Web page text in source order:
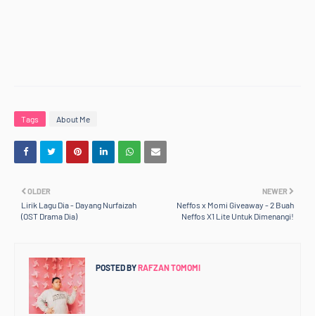
Tags About Me
NEWER
Neffos x Momi Giveaway - 2 Buah
Neffos X1 Lite Untuk Dimenangi!
OLDER
Lirik Lagu Dia - Dayang Nurfaizah
(OST Drama Dia)
POSTED BYRAFZAN TOMOMI